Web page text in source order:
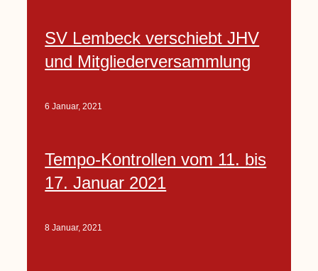
SV Lembeck verschiebt JHV
und Mitgliederversammlung
6 Januar, 2021
Tempo-Kontrollen vom 11. bis
17. Januar 2021
8 Januar, 2021